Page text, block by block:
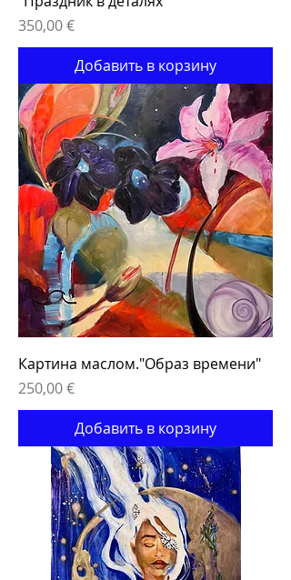
Цена
350,00 €
Добавить в корзину
Картина маслом."Образ времени"
Цена
250,00 €
Добавить в корзину